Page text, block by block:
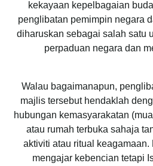
kekayaan kepelbagaian
penglibatan pemimpin negara
diharuskan sebagai salah satu
perpaduan negara dan
Walau bagaimanapun,
majlis tersebut hendaklah
hubungan kemasyarakatan
atau rumah terbuka sahaja
aktiviti atau ritual
mengajar kebencian tetapi